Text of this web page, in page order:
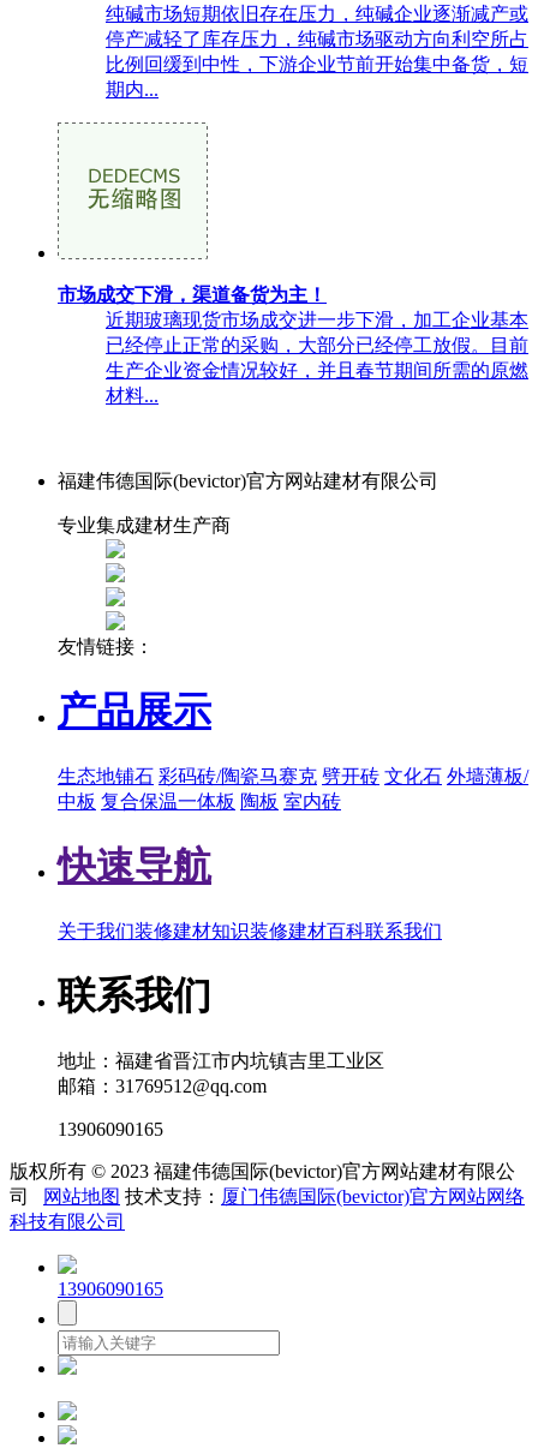
纯碱市场短期依旧存在压力，纯碱企业逐渐减产或
停产减轻了库存压力，纯碱市场驱动方向利空所占
比例回缓到中性，下游企业节前开始集中备货，短
期内...
市场成交下滑，渠道备货为主！
近期玻璃现货市场成交进一步下滑，加工企业基本
已经停止正常的采购，大部分已经停工放假。目前
生产企业资金情况较好，并且春节期间所需的原燃
材料...
福建伟德国际(bevictor)官方网站建材有限公司
专业集成建材生产商
友情链接：
产品展示
生态地铺石 彩码砖/陶瓷马赛克 劈开砖 文化石 外墙薄板/
中板 复合保温一体板 陶板 室内砖
快速导航
关于我们装修建材知识装修建材百科联系我们
联系我们
地址：福建省晋江市内坑镇吉里工业区
邮箱：31769512@qq.com
13906090165
版权所有 © 2023 福建伟德国际(bevictor)官方网站建材有限公
司
网站地图 技术支持： 厦门伟德国际(bevictor)官方网站网络
科技有限公司
13906090165